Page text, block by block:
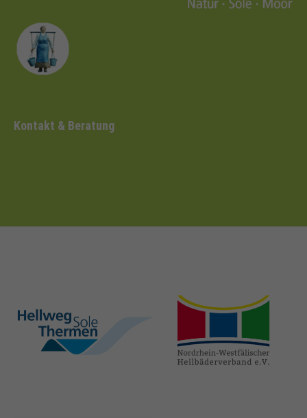
Kontakt & Beratung
hellweg-sole-
thermen.de
heilbaeder.de